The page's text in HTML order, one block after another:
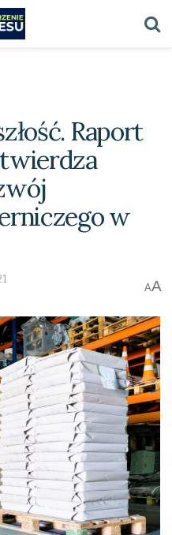
Raport
w
AA